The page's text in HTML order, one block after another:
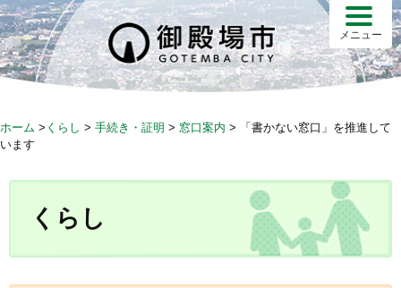
S
k
i
p
c
メニュー
ホーム > くらし > 手続き・証明 > 窓口案内 >
「書かない窓口」を推進して
います
くらし